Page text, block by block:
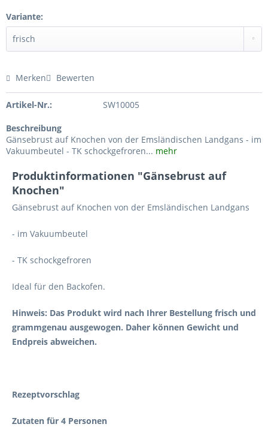
Variante:
Merken Bewerten
Artikel-Nr.: SW10005
Beschreibung
Gänsebrust auf Knochen von der Emsländischen Landgans - im
Vakuumbeutel - TK schockgefroren... mehr
Produktinformationen "Gänsebrust auf
Knochen"
Gänsebrust auf Knochen von der Emsländischen Landgans
- im Vakuumbeutel
- TK schockgefroren
Ideal für den Backofen.
Hinweis: Das Produkt wird nach Ihrer Bestellung frisch und
grammgenau ausgewogen. Daher können Gewicht und
Endpreis abweichen.
Rezeptvorschlag
Zutaten für 4 Personen